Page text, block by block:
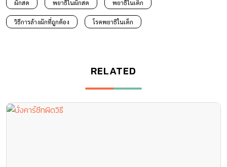
ผักสด พยาธิในผักสด พยาธิในเด็ก
วิธีการล้างผักที่ถูกต้อง โรคพยาธิในเด็ก
RELATED